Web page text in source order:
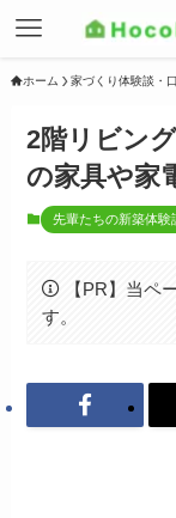
ホーム 家づくり体験談・
2階リビン
の家具や家
先輩たちの新築体験
【PR】当ペ
す。